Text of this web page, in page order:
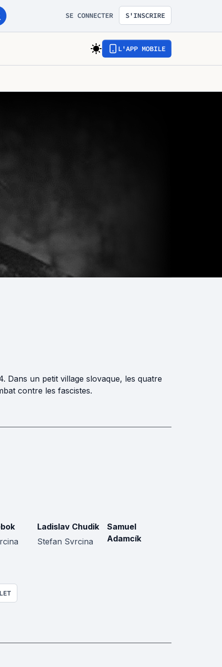
SE CONNECTER S'INSCRIRE
L'APP MOBILE
Dans un petit village slovaque, les quatre
contre les fascistes.
Ladislav Chudik
Stefan Svrcina
Samuel
Adamcík